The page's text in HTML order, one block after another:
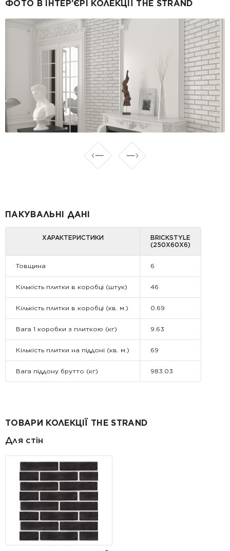
ФОТО В ІНТЕР’ЄРІ КОЛЕКЦІЇ THE STRAND
ПАКУВАЛЬНІ ДАНІ
ХАРАКТЕРИСТИКИ
BRICKSTYLE
(250Х60Х6)
Товщина 6
Кількість плитки в коробці (штук) 46
Кількість плитки в коробці (кв. м.) 0.69
Вага 1 коробки з плиткою (кг) 9.63
Кількість плитки на піддоні (кв. м.) 69
Вага піддону брутто (кг) 983.03
ТОВАРИ КОЛЕКЦІЇ THE STRAND
Для стін